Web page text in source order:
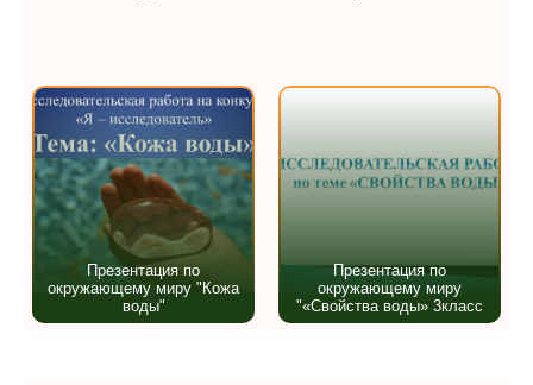
Презентация по
окружающему миру "Кожа
воды"
Презентация по
окружающему миру
"«Свойства воды» 3класс